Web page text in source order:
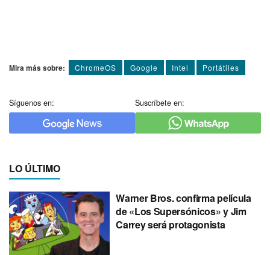
Mira más sobre: ChromeOS Google Intel Portátiles
Síguenos en: Suscríbete en:
LO ÚLTIMO
Warner Bros. confirma película
de «Los Supersónicos» y Jim
Carrey será protagonista